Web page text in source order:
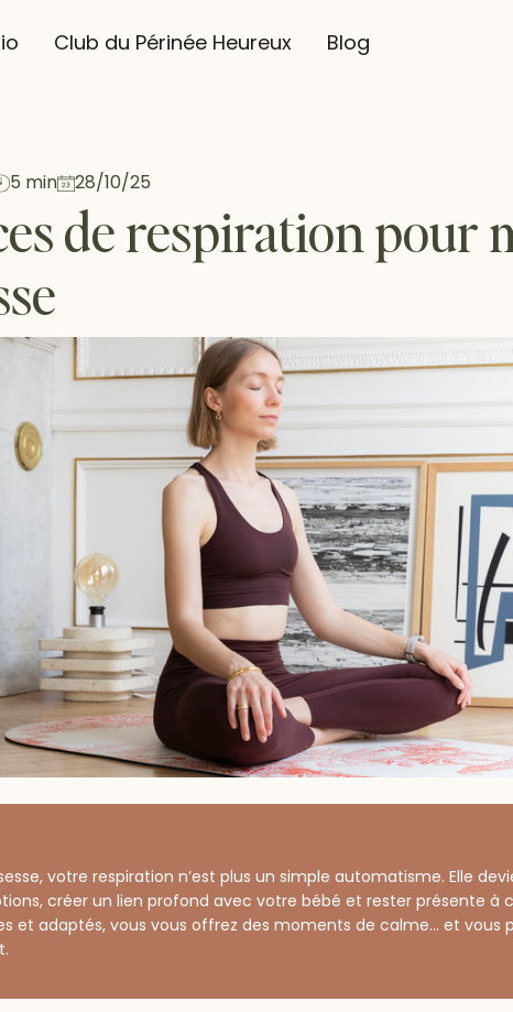
Club du Périnée Heureux Blog
5 min 28/10/25
de respiration pour
votre respiration n’est plus un simple automatisme. Elle
créer un lien profond avec votre bébé et rester présente à
et adaptés, vous vous offrez des moments de calme… et vous